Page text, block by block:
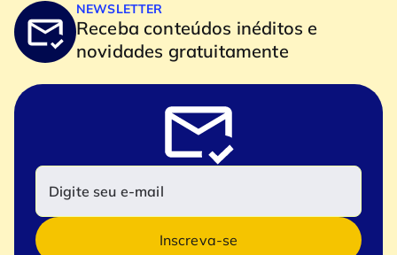
NEWSLETTER
Receba conteúdos inéditos e
novidades gratuitamente
Inscreva-se